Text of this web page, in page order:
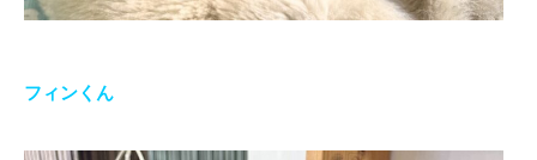
フィンくん